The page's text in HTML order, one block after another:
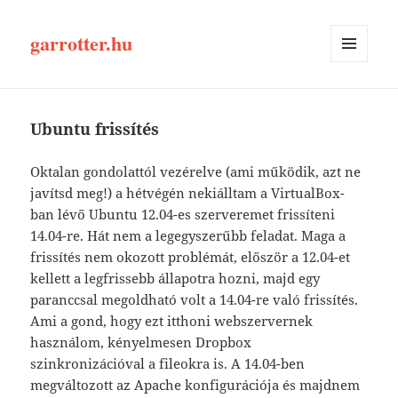
garrotter.hu
Ubuntu frissítés
Oktalan gondolattól vezérelve (ami működik, azt ne
javítsd meg!) a hétvégén nekiálltam a VirtualBox-
ban lévő Ubuntu 12.04-es szerveremet frissíteni
14.04-re. Hát nem a legegyszerűbb feladat. Maga a
frissítés nem okozott problémát, először a 12.04-et
kellett a legfrissebb állapotra hozni, majd egy
paranccsal megoldható volt a 14.04-re való frissítés.
Ami a gond, hogy ezt itthoni webszervernek
használom, kényelmesen Dropbox
szinkronizációval a fileokra is. A 14.04-ben
megváltozott az Apache konfigurációja és majdnem